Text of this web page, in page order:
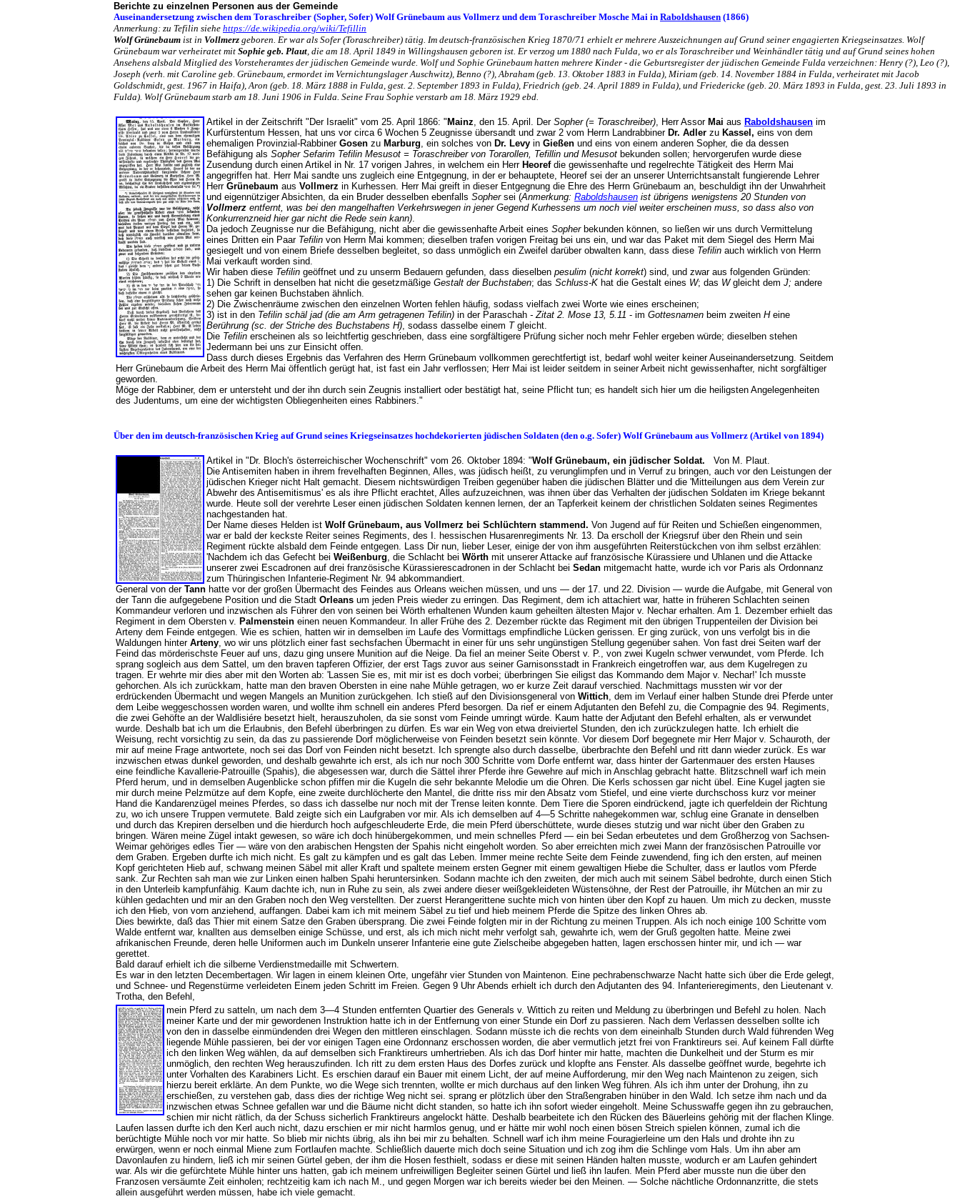
Berichte zu einzelnen Personen aus der Gemeinde
Auseinandersetzung zwischen dem Toraschreiber (Sopher, Sofer) Wolf Grünebaum aus Vollmerz und dem Toraschreiber Mosche Mai in Raboldshausen (1866)
Anmerkung: zu Tefilin siehe https://de.wikipedia.org/wiki/Tefillin
Wolf Grünebaum ist in Vollmerz geboren. Er war als Sofer (Toraschreiber) tätig. Im deutsch-französischen Krieg 1870/71 erhielt er mehrere Auszeichnungen auf Grund seiner engagierten Kriegseinsatzes. Wolf
Grünebaum war verheiratet mit Sophie geb. Plaut, die am 18. April 1849 in Willingshausen geboren ist. Er verzog um 1880 nach Fulda, wo er als Toraschreiber und Weinhändler tätig und auf Grund seines hohen
Ansehens alsbald Mitglied des Vorsteheramtes der jüdischen Gemeinde wurde. Wolf und Sophie Grünebaum hatten mehrere Kinder - die Geburtsregister der jüdischen Gemeinde Fulda verzeichnen: Henry (?), Leo (?),
Joseph (verh. mit Caroline geb. Grünebaum, ermordet im Vernichtungslager Auschwitz), Benno (?), Abraham (geb. 13. Oktober 1883 in Fulda), Miriam (geb. 14. November 1884 in Fulda, verheiratet mit Jacob
Goldschmidt, gest. 1967 in Haifa), Aron (geb. 18. März 1888 in Fulda, gest. 2. September 1893 in Fulda), Friedrich (geb. 24. April 1889 in Fulda), und Friedericke (geb. 20. März 1893 in Fulda, gest. 23. Juli 1893 in
Fulda). Wolf Grünebaum starb am 18. Juni 1906 in Fulda. Seine Frau Sophie verstarb am 18. März 1929 ebd.
Artikel in der Zeitschrift "Der Israelit" vom 25. April 1866: " Mainz, den 15. April. Der Sopher (= Toraschreiber), Herr Assor Mai aus Raboldshausen im
Kurfürstentum Hessen, hat uns vor circa 6 Wochen 5 Zeugnisse übersandt und zwar 2 vom Herrn Landrabbiner Dr. Adler zu Kassel, eins von dem
ehemaligen Provinzial-Rabbiner Gosen zu Marburg, ein solches von Dr. Levy in Gießen und eins von einem anderen Sopher, die da dessen
Befähigung als Sopher Sefarim Tefilin Mesusot = Toraschreiber von Torarollen, Tefillin und Mesusot bekunden sollen; hervorgerufen wurde diese
Zusendung durch einen Artikel in Nr. 17 vorigen Jahres, in welchem ein Herr Heorefdie gewissenhafte und regelrechte Tätigkeit des Herrn Mai
angegriffen hat. Herr Mai sandte uns zugleich eine Entgegnung, in der er behauptete, Heoref sei der an unserer Unterrichtsanstalt fungierende Lehrer
Herr Grünebaum aus Vollmerz in Kurhessen. Herr Mai greift in dieser Entgegnung die Ehre des Herrn Grünebaum an, beschuldigt ihn der Unwahrheit
und eigennütziger Absichten, da ein Bruder desselben ebenfalls Sophersei (Anmerkung: Raboldshausen ist übrigens wenigstens 20 Stunden von
Vollmerz entfernt, was bei den mangelhaften Verkehrswegen in jener Gegend Kurhessens um noch viel weiter erscheinen muss, so dass also von
Konkurrenzneid hier gar nicht die Rede sein kann).
Da jedoch Zeugnisse nur die Befähigung, nicht aber die gewissenhafte Arbeit eines Sopherbekunden können, so ließen wir uns durch Vermittelung
eines Dritten ein Paar Tefilin von Herrn Mai kommen; dieselben trafen vorigen Freitag bei uns ein, und war das Paket mit dem Siegel des Herrn Mai
gesiegelt und von einem Briefe desselben begleitet, so dass unmöglich ein Zweifel darüber obwalten kann, dass diese Tefilin auch wirklich von Herrn
Mai verkauft worden sind.
Wir haben diese Tefilin geöffnet und zu unserm Bedauern gefunden, dass dieselben pesulim (nicht korrekt) sind, und zwar aus folgenden Gründen:
1) Die Schrift in denselben hat nicht die gesetzmäßige Gestalt der Buchstaben; das Schluss-K hat die Gestalt eines W; das Wgleicht dem J; andere
sehen gar keinen Buchstaben ähnlich.
2) Die Zwischenräume zwischen den einzelnen Worten fehlen häufig, sodass vielfach zwei Worte wie eines erscheinen;
3) ist in den Tefilin schäl jad (die am Arm getragenen Tefilin) in der Paraschah - Zitat 2. Mose 13, 5.11 - im Gottesnamen beim zweiten Heine
Berührung (sc. der Striche des Buchstabens H), sodass dasselbe einem Tgleicht.
Die Tefilin erscheinen als so leichtfertig geschrieben, dass eine sorgfältigere Prüfung sicher noch mehr Fehler ergeben würde; dieselben stehen
Jedermann bei uns zur Einsicht offen.
Dass durch dieses Ergebnis das Verfahren des Herrn Grünebaum vollkommen gerechtfertigt ist, bedarf wohl weiter keiner Auseinandersetzung. Seitdem
Herr Grünebaum die Arbeit des Herrn Mai öffentlich gerügt hat, ist fast ein Jahr verflossen; Herr Mai ist leider seitdem in seiner Arbeit nicht gewissenhafter, nicht sorgfältiger
geworden.
Möge der Rabbiner, dem er untersteht und der ihn durch sein Zeugnis installiert oder bestätigt hat, seine Pflicht tun; es handelt sich hier um die heiligsten Angelegenheiten
des Judentums, um eine der wichtigsten Obliegenheiten eines Rabbiners."
Über den im deutsch-französischen Krieg auf Grund seines Kriegseinsatzes hochdekorierten jüdischen Soldaten (den o.g. Sofer) Wolf Grünebaum aus Vollmerz (Artikel von 1894)
Artikel in "Dr. Bloch's österreichischer Wochenschrift" vom 26. Oktober 1894: "Wolf Grünebaum, ein jüdischer Soldat. Von M. Plaut.
Die Antisemiten haben in ihrem frevelhaften Beginnen, Alles, was jüdisch heißt, zu verunglimpfen und in Verruf zu bringen, auch vor den Leistungen der
jüdischen Krieger nicht Halt gemacht. Diesem nichtswürdigen Treiben gegenüber haben die jüdischen Blätter und die 'Mitteilungen aus dem Verein zur
Abwehr des Antisemitismus' es als ihre Pflicht erachtet, Alles aufzuzeichnen, was ihnen über das Verhalten der jüdischen Soldaten im Kriege bekannt
wurde. Heute soll der verehrte Leser einen jüdischen Soldaten kennen lernen, der an Tapferkeit keinem der christlichen Soldaten seines Regimentes
nachgestanden hat.
Der Name dieses Helden ist Wolf Grünebaum, aus Vollmerz bei Schlüchtern stammend. Von Jugend auf für Reiten und Schießen eingenommen,
war er bald der keckste Reiter seines Regiments, des I. hessischen Husarenregiments Nr. 13. Da erscholl der Kriegsruf über den Rhein und sein
Regiment rückte alsbald dem Feinde entgegen. Lass Dir nun, lieber Leser, einige der von ihm ausgeführten Reiterstückchen von ihm selbst erzählen:
'Nachdem ich das Gefecht bei Weißenburg, die Schlacht bei Wörth mit unserer Attacke auf französische Kürassiere und Uhlanen und die Attacke
unserer zwei Escadronen auf drei französische Kürassierescadronen in der Schlacht bei Sedan mitgemacht hatte, wurde ich vor Paris als Ordonnanz
zum Thüringischen Infanterie-Regiment Nr. 94 abkommandiert.
General von der Tann hatte vor der großen Übermacht des Feindes aus Orleans weichen müssen, und uns — der 17. und 22. Division — wurde die Aufgabe, mit General von
der Tann die aufgegebene Position und die Stadt Orleans um jeden Preis wieder zu erringen. Das Regiment, dem ich attachiert war, hatte in früheren Schlachten seinen
Kommandeur verloren und inzwischen als Führer den von seinen bei Wörth erhaltenen Wunden kaum geheilten ältesten Major v. Nechar erhalten. Am 1. Dezember erhielt das
Regiment in dem Obersten v. Palmenstein einen neuen Kommandeur. In aller Frühe des 2. Dezember rückte das Regiment mit den übrigen Truppenteilen der Division bei
Arteny dem Feinde entgegen. Wie es schien, hatten wir in demselben im Laufe des Vormittags empfindliche Lücken gerissen. Er ging zurück, von uns verfolgt bis in die
Waldungen hinter Arteny, wo wir uns plötzlich einer fast sechsfachen Übermacht in einer für uns sehr ungünstigen Stellung gegenüber sahen. Von fast drei Seiten warf der
Feind das mörderischste Feuer auf uns, dazu ging unsere Munition auf die Neige. Da fiel an meiner Seite Oberst v. P., von zwei Kugeln schwer verwundet, vom Pferde. Ich
sprang sogleich aus dem Sattel, um den braven tapferen Offizier, der erst Tags zuvor aus seiner Garnisonsstadt in Frankreich eingetroffen war, aus dem Kugelregen zu
tragen. Er wehrte mir dies aber mit den Worten ab: 'Lassen Sie es, mit mir ist es doch vorbei; überbringen Sie eiligst das Kommando dem Major v. Nechar!' Ich musste
gehorchen. Als ich zurückkam, hatte man den braven Obersten in eine nahe Mühle getragen, wo er kurze Zeit darauf verschied. Nachmittags mussten wir vor der
erdrückenden Übermacht und wegen Mangels an Munition zurückgehen. Ich stieß auf den Divisionsgeneral von Wittich, dem im Verlauf einer halben Stunde drei Pferde unter
dem Leibe weggeschossen worden waren, und wollte ihm schnell ein anderes Pferd besorgen. Da rief er einem Adjutanten den Befehl zu, die Compagnie des 94. Regiments,
die zwei Gehöfte an der Waldlisiére besetzt hielt, herauszuholen, da sie sonst vom Feinde umringt würde. Kaum hatte der Adjutant den Befehl erhalten, als er verwundet
wurde. Deshalb bat ich um die Erlaubnis, den Befehl überbringen zu dürfen. Es war ein Weg von etwa dreiviertel Stunden, den ich zurückzulegen hatte. Ich erhielt die
Weisung, recht vorsichtig zu sein, da das zu passierende Dorf möglicherweise von Feinden besetzt sein könnte. Vor diesem Dorf begegnete mir Herr Major v. Schauroth, der
mir auf meine Frage antwortete, noch sei das Dorf von Feinden nicht besetzt. Ich sprengte also durch dasselbe, überbrachte den Befehl und ritt dann wieder zurück. Es war
inzwischen etwas dunkel geworden, und deshalb gewahrte ich erst, als ich nur noch 300 Schritte vom Dorfe entfernt war, dass hinter der Gartenmauer des ersten Hauses
eine feindliche Kavallerie-Patrouille (Spahis), die abgesessen war, durch die Sättel ihrer Pferde ihre Gewehre auf mich in Anschlag gebracht hatte. Blitzschnell warf ich mein
Pferd herum, und in demselben Augenblicke schon pfiffen mir die Kugeln die sehr bekannte Melodie um die Ohren. Die Kerls schossen gar nicht übel. Eine Kugel jagten sie
mir durch meine Pelzmütze auf dem Kopfe, eine zweite durchlöcherte den Mantel, die dritte riss mir den Absatz vom Stiefel, und eine vierte durchschoss kurz vor meiner
Hand die Kandarenzügel meines Pferdes, so dass ich dasselbe nur noch mit der Trense leiten konnte. Dem Tiere die Sporen eindrückend, jagte ich querfeldein der Richtung
zu, wo ich unsere Truppen vermutete. Bald zeigte sich ein Laufgraben vor mir. Als ich demselben auf 4—5 Schritte nahegekommen war, schlug eine Granate in denselben
und durch das Krepiren derselben und die hierdurch hoch aufgeschleuderte Erde, die mein Pferd überschüttete, wurde dieses stutzig und war nicht über den Graben zu
bringen. Wären meine Zügel intakt gewesen, so wäre ich doch hinübergekommen, und mein schnelles Pferd — ein bei Sedan erbeutetes und dem Großherzog von Sachsen-
Weimar gehöriges edles Tier — wäre von den arabischen Hengsten der Spahis nicht eingeholt worden. So aber erreichten mich zwei Mann der französischen Patrouille vor
dem Graben. Ergeben durfte ich mich nicht. Es galt zu kämpfen und es galt das Leben. Immer meine rechte Seite dem Feinde zuwendend, fing ich den ersten, auf meinen
Kopf gerichteten Hieb auf, schwang meinen Säbel mit aller Kraft und spaltete meinem ersten Gegner mit einem gewaltigen Hiebe die Schulter, dass er lautlos vom Pferde
sank. Zur Rechten sah man wie zur Linken einen halben Spahi heruntersinken. Sodann machte ich den zweiten, der mich auch mit seinem Säbel bedrohte, durch einen Stich
in den Unterleib kampfunfähig. Kaum dachte ich, nun in Ruhe zu sein, als zwei andere dieser weißgekleideten Wüstensöhne, der Rest der Patrouille, ihr Mütchen an mir zu
kühlen gedachten und mir an den Graben noch den Weg verstellten. Der zuerst Herangerittene suchte mich von hinten über den Kopf zu hauen. Um mich zu decken, musste
ich den Hieb, von vorn anziehend, auffangen. Dabei kam ich mit meinem Säbel zu tief und hieb meinem Pferde die Spitze des linken Ohres ab.
Dies bewirkte, daß das Thier mit einem Satze den Graben übersprang. Die zwei Feinde folgten mir in der Richtung zu meinen Truppen. Als ich noch einige 100 Schritte vom
Walde entfernt war, knallten aus demselben einige Schüsse, und erst, als ich mich nicht mehr verfolgt sah, gewahrte ich, wem der Gruß gegolten hatte. Meine zwei
afrikanischen Freunde, deren helle Uniformen auch im Dunkeln unserer Infanterie eine gute Zielscheibe abgegeben hatten, lagen erschossen hinter mir, und ich — war
gerettet.
Bald darauf erhielt ich die silberne Verdienstmedaille mit Schwertern.
Es war in den letzten Decembertagen. Wir lagen in einem kleinen Orte, ungefähr vier Stunden von Maintenon. Eine pech­rabenschwarze Nacht hatte sich über die Erde gelegt,
und Schnee- und Regenstürme verleideten Einem jeden Schritt im Freien. Gegen 9 Uhr Abends erhielt ich durch den Adjutanten des 94. Infanterieregiments, den Lieutenant v.
Trotha, den Befehl,
mein Pferd zu satteln, um nach dem 3—4 Stunden entfernten Quartier des Generals v. Wittich zu reiten und Meldung zu überbringen und Befehl zu holen. Nach
meiner Karte und der mir gewordenen Instruktion hatte ich in der Entfernung von einer Stunde ein Dorf zu passieren. Nach dem Verlassen desselben sollte ich
von den in dasselbe einmündenden drei Wegen den mittleren einschlagen. Sodann müsste ich die rechts von dem eineinhalb Stunden durch Wald führenden Weg
liegende Mühle passieren, bei der vor einigen Tagen eine Ordonnanz erschossen worden, die aber vermutlich jetzt frei von Franktireurs sei. Auf keinem Fall dürfte
ich den linken Weg wählen, da auf demselben sich Franktireurs umhertrieben. Als ich das Dorf hinter mir hatte, machten die Dunkelheit und der Sturm es mir
unmöglich, den rechten Weg herauszufinden. Ich ritt zu dem ersten Haus des Dorfes zurück und klopfte ans Fenster. Als dasselbe geöffnet wurde, begehrte ich
unter Vorhalten des Karabiners Licht. Es erschien darauf ein Bauer mit einem Licht, der auf meine Aufforderung, mir den Weg nach Maintenon zu zeigen, sich
hierzu bereit erklärte. An dem Punkte, wo die Wege sich trennten, wollte er mich durchaus auf den linken Weg führen. Als ich ihm unter der Drohung, ihn zu
erschießen, zu verstehen gab, dass dies der richtige Weg nicht sei. sprang er plötzlich über den Straßengraben hinüber in den Wald. Ich setze ihm nach und da
inzwischen etwas Schnee gefallen war und die Bäume nicht dicht standen, so hatte ich ihn sofort wieder eingeholt. Meine Schusswaffe gegen ihn zu gebrauchen,
schien mir nicht rätlich, da der Schuss sicherlich Franktireurs angelockt hätte. Deshalb bearbeitete ich den Rücken des Bäuerleins gehörig mit der flachen Klinge.
Laufen lassen durfte ich den Kerl auch nicht, dazu erschien er mir nicht harmlos genug, und er hätte mir wohl noch einen bösen Streich spielen können, zumal ich die
berüchtigte Mühle noch vor mir hatte. So blieb mir nichts übrig, als ihn bei mir zu behalten. Schnell warf ich ihm meine Fouragierleine um den Hals und drohte ihn zu
erwürgen, wenn er noch einmal Miene zum Fortlaufen machte. Schließlich dauerte mich doch seine Situation und ich zog ihm die Schlinge vom Hals. Um ihn aber am
Davonlaufen zu hindern, ließ ich mir seinen Gürtel geben, der ihm die Hosen festhielt, sodass er diese mit seinen Händen halten musste, wodurch er am Laufen gehindert
war. Als wir die gefürchtete Mühle hinter uns hatten, gab ich meinem unfreiwilligen Begleiter seinen Gürtel und ließ ihn laufen. Mein Pferd aber musste nun die über den
Franzosen versäumte Zeit einholen; rechtzeitig kam ich nach M., und gegen Morgen war ich bereits wieder bei den Meinen. — Solche nächtliche Ordonnanzritte, die stets
allein ausgeführt werden müssen, habe ich viele gemacht.